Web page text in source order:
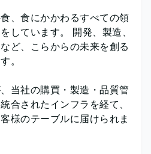
、食にかかわるすべての領
しています。 開発、製造、
ど、こらからの未来を創る
。
当社の購買・製造・品質管
合されたインフラを経て、
様のテーブルに届けられま